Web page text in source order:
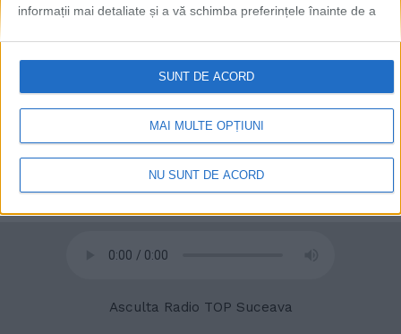
informații mai detaliate și a vă schimba preferințele înainte de a
retrageți consimțământul în orice moment, revenind la acest site
și făcând clic pe butonul "Confidențialitate" din partea de jos a
paginii web.
MAI MULTE OPȚIUNI
NU SUNT DE ACORD
SUNT DE ACORD
Radio TOP Suceava 104 FM
Asculta Radio TOP Suceava